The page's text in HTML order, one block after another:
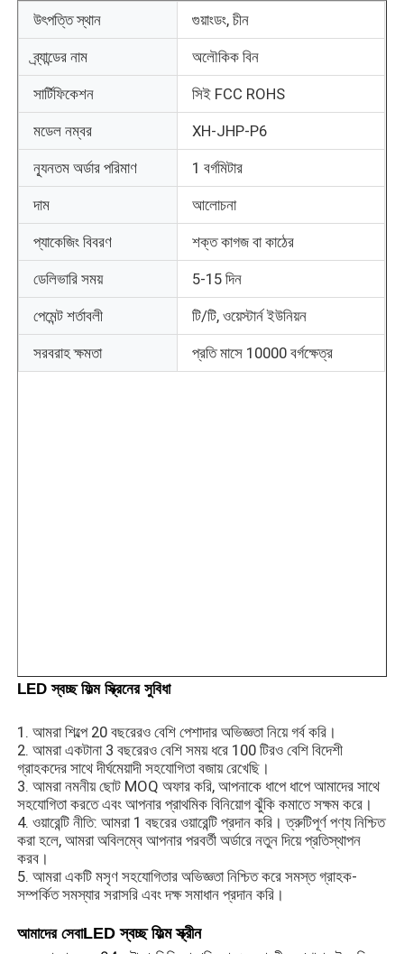
বাড়ি
পণ্য
আমাদের সম্পর্কে
কারখানা ভ্রমণ
মান নিয়ন্ত্রণ
আমাদের সাথে যোগাযোগ করুন
খবর
ড্রোন উড়ন্ত এলইডি স্ক্রিন
হলোগ্রাফিক এলইডি স্ক্রিন
নেতৃত্বাধীন গ্রিল স্ক্রিন
স্বচ্ছ ডিসপ্লে স্ক্রিন
উৎপত্তি স্থান গুয়াংডং, চীন
ব্র্যান্ডের নাম অলৌকিক বিন
সার্টিফিকেশন সিই FCC ROHS
মডেল নম্বর XH-JHP-P6
ন্যূনতম অর্ডার পরিমাণ 1 বর্গমিটার
দাম আলোচনা
প্যাকেজিং বিবরণ শক্ত কাগজ বা কাঠের
ডেলিভারি সময় 5-15 দিন
পেমেন্ট শর্তাবলী টি/টি, ওয়েস্টার্ন ইউনিয়ন
সরবরাহ ক্ষমতা প্রতি মাসে 10000 বর্গক্ষেত্র
LED স্বচ্ছ ফিল্ম স্ক্রিনের সুবিধা
1. আমরা শিল্পে 20 বছরেরও বেশি পেশাদার অভিজ্ঞতা নিয়ে গর্ব করি।
2. আমরা একটানা 3 বছরেরও বেশি সময় ধরে 100 টিরও বেশি বিদেশী
গ্রাহকদের সাথে দীর্ঘমেয়াদী সহযোগিতা বজায় রেখেছি।
3. আমরা নমনীয় ছোট MOQ অফার করি, আপনাকে ধাপে ধাপে আমাদের সাথে
সহযোগিতা করতে এবং আপনার প্রাথমিক বিনিয়োগ ঝুঁকি কমাতে সক্ষম করে।
4. ওয়ারেন্টি নীতি: আমরা 1 বছরের ওয়ারেন্টি প্রদান করি। ত্রুটিপূর্ণ পণ্য নিশ্চিত
করা হলে, আমরা অবিলম্বে আপনার পরবর্তী অর্ডারে নতুন দিয়ে প্রতিস্থাপন
করব।
5. আমরা একটি মসৃণ সহযোগিতার অভিজ্ঞতা নিশ্চিত করে সমস্ত গ্রাহক-
সম্পর্কিত সমস্যার সরাসরি এবং দক্ষ সমাধান প্রদান করি।
আমাদের সেবাLED স্বচ্ছ ফিল্ম স্ক্রীন